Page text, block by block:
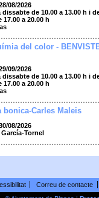
08/2026
de 10.00 a 13.00 h i
a 20.00 h
del color -
09/2026
de 10.00 a 13.00 h i
a 20.00 h
bonica-Carles Maleis
08/2026
Tornel
Correu de contacte